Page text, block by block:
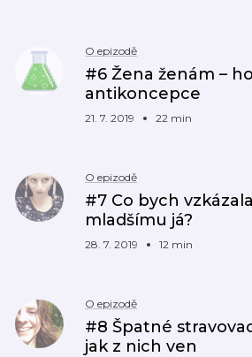
O epizodě
#6 Žena ženám –
antikoncepce
21. 7. 2019 22 min
O epizodě
#7 Co bych
mladšímu já?
28. 7. 2019 12 min
O epizodě
#8 Špatné
jak z nich ven